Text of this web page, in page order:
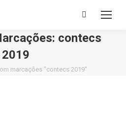
Buscar
contecs
2019
marcações "contecs 2019"